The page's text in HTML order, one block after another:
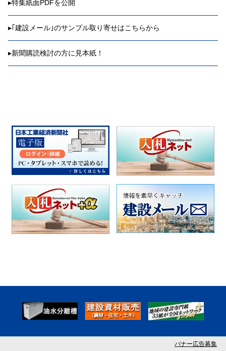
▸特集紙面PDFを公開
▸｢建設メール｣のサンプル取り寄せはこちらから
▸新聞購読検討の方に見本紙！
バナー広告募集